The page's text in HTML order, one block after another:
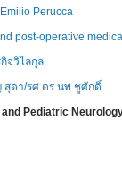
Perucca
post-operative
จวิไลกุล
.สุดา/รศ.ดร.นพ.ชูศักดิ์
Pediatric